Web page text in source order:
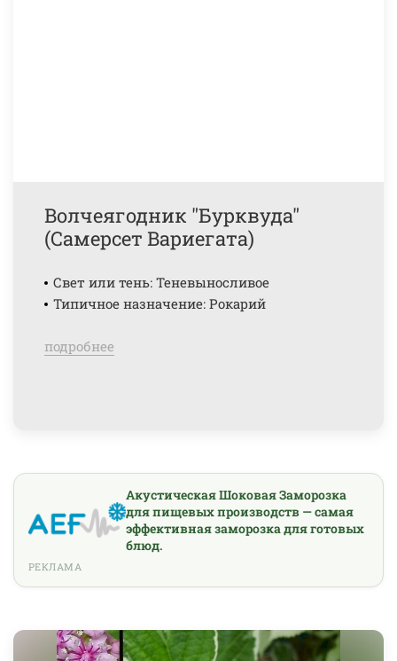
Волчеягодник "Бурквуда"
(Самерсет Вариегата)
Свет или тень: Теневыносливое
Типичное назначение: Рокарий
подробнее
Акустическая Шоковая Заморозка
для пищевых производств — самая
эффективная заморозка для готовых
блюд.
РЕКЛАМА